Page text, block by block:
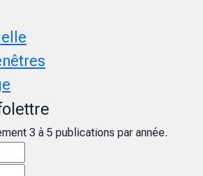
3 à 5 publications par année.